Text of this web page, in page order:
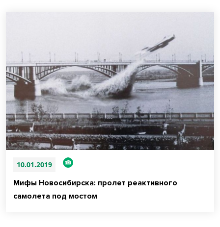
10.01.2019
Мифы Новосибирска: пролет реактивного
самолета под мостом